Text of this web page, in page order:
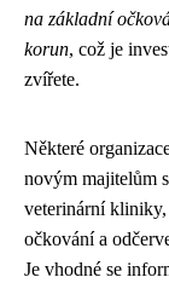
na základní
korun, což je
zvířete.
Některé
novým majitelům
veterinární
očkování a
Je vhodné se